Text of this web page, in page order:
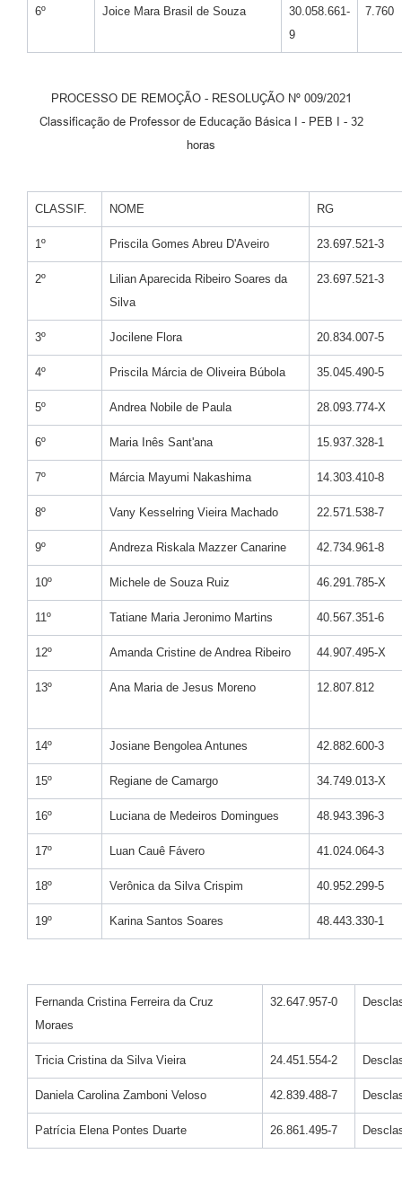
6º Joice Mara Brasil de Souza
30.058.661-
9
7.760
PROCESSO DE REMOÇÃO - RESOLUÇÃO Nº 009/2021
Classificação de Professor de Educação Básica I - PEB I - 32
horas
CLASSIF. NOME RG
1º Priscila Gomes Abreu D'Aveiro 23.697.521-3
2º
Lilian Aparecida Ribeiro Soares da
Silva
23.697.521-3
3º Jocilene Flora 20.834.007-5
4º Priscila Márcia de Oliveira Búbola 35.045.490-5
5º Andrea Nobile de Paula 28.093.774-X
6º Maria Inês Sant'ana 15.937.328-1
7º Márcia Mayumi Nakashima 14.303.410-8
8º Vany Kesselring Vieira Machado 22.571.538-7
9º Andreza Riskala Mazzer Canarine 42.734.961-8
10º Michele de Souza Ruiz 46.291.785-X
11º Tatiane Maria Jeronimo Martins 40.567.351-6
12º Amanda Cristine de Andrea Ribeiro 44.907.495-X
13º Ana Maria de Jesus Moreno 12.807.812
14º Josiane Bengolea Antunes 42.882.600-3
15º Regiane de Camargo 34.749.013-X
16º Luciana de Medeiros Domingues 48.943.396-3
17º Luan Cauê Fávero 41.024.064-3
18º Verônica da Silva Crispim 40.952.299-5
19º Karina Santos Soares 48.443.330-1
Fernanda Cristina Ferreira da Cruz
Moraes
32.647.957-0
Tricia Cristina da Silva Vieira 24.451.554-2
Daniela Carolina Zamboni Veloso 42.839.488-7
Patrícia Elena Pontes Duarte 26.861.495-7